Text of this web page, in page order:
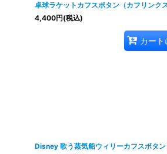
卓球ラケットカフスボタン（カフリンクス
4,400円(税込)
カート
Disney 歌う蒸気船ウィリーカフスボタン